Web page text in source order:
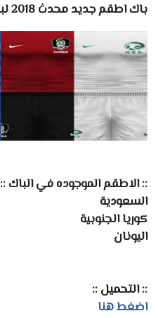
باك اطقم جديد محدث 2018 لبيس 6
:: الاطقم الموجوده في الباك ::
السعودية
كوريا الجنوبية
اليونان
:: التحميل ::
اضغط هنا